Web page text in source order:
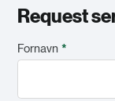
Request
Fornavn *